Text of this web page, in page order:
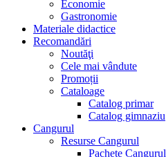
Economie
Gastronomie
Materiale didactice
Recomandări
Noutăţi
Cele mai vândute
Promoții
Cataloage
Catalog primar
Catalog gimnaziu
Cangurul
Resurse Cangurul
Pachete Cangurul